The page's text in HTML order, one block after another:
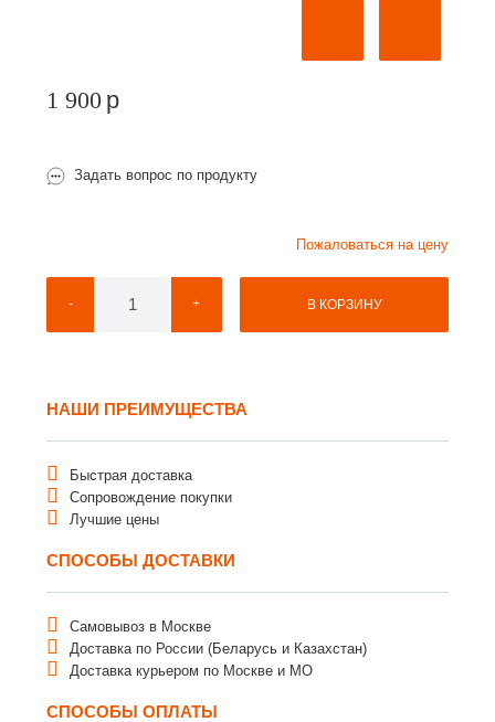
1 900 p
Задать вопрос по продукту
Пожаловаться на цену
- + В КОРЗИНУ
НАШИ ПРЕИМУЩЕСТВА
Быстрая доставка
Сопровождение покупки
Лучшие цены
СПОСОБЫ ДОСТАВКИ
Самовывоз в Москве
Доставка по России (Беларусь и Казахстан)
Доставка курьером по Москве и МО
СПОСОБЫ ОПЛАТЫ